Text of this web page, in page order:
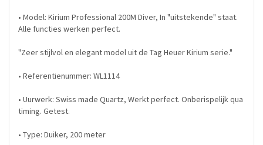
• Model: Kirium Professional 200M Diver, In "uitstekende" staat.
Alle functies werken perfect.
"Zeer stijlvol en elegant model uit de Tag Heuer Kirium serie."
• Referentienummer: WL1114
• Uurwerk: Swiss made Quartz, Werkt perfect. Onberispelijk qua
timing. Getest.
• Type: Duiker, 200 meter